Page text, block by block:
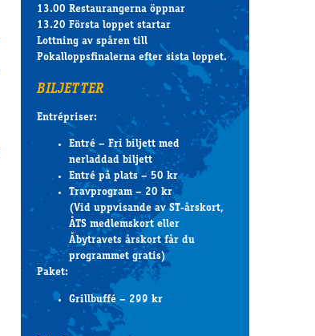
13.00 Restaurangerna öppnar
13.20 Första loppet startar
Lottning av spåren till
Pokalloppsfinalerna efter sista loppet.
BILJETTER
Entrépriser:
Entré – Fri biljett med
nerladdad biljett
Entré på plats – 50 kr
Travprogram – 20 kr
(Vid uppvisande av ST-årskort,
ÅTS medlemskort eller
Åbytravets årskort får du
programmet gratis)
Paket:
Grillbuffé – 299 kr